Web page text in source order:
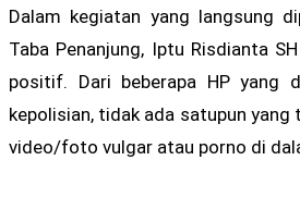
Dalam kegiatan yang langsung
Taba Penanjung, Iptu Risdianta
positif. Dari beberapa HP yang
kepolisian, tidak ada satupun yang
video/foto vulgar atau porno di